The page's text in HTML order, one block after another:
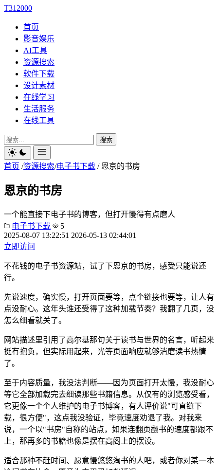
T312000
首页
影音娱乐
AI工具
资源搜索
软件下载
设计素材
在线学习
生活服务
在线工具
搜索
首页 /资源搜索/电子书下载 / 恩京的书房
恩京的书房
一个能直接下电子书的博客，但打开慢得有点磨人
电子书下载
5
2025-08-07 13:22:51 2026-05-13 02:44:01
立即访问
不花钱的电子书资源站，试了下恩京的书房，感受只能说还
行。
先说速度，确实慢，打开页面要等，点个链接也要等，让人有
点没耐心。这年头谁还受得了这种加载节奏？我翻了几页，没
怎么细看就关了。
网站描述里引用了高尔基那句关于读书与世界的名言，听起来
挺有抱负，但实际用起来，光等页面响应就够消磨读书热情
了。
至于内容质量，我没法判断——因为页面打开太慢，我没耐心
等它全部加载完去细读那些书籍信息。从仅有的浏览感受看，
它更像一个个人维护的电子书博客，有人评价说"可直链下
载，很方便"，这点我没验证，毕竟速度劝退了我。对我来
说，一个以"书房"自称的站点，如果连翻页翻书的速度都跟不
上，那再多的书籍也像是摆在高阁上的摆设。
适合那种不赶时间、愿意慢悠悠淘书的人吧，或者你对某一本